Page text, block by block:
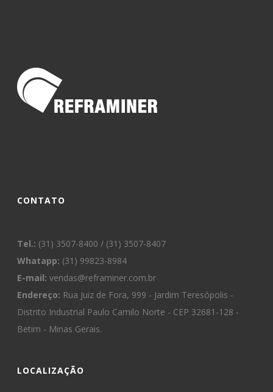
CONTATO
Tel.: (31) 3507-8400 / (31) 3507-8407
Whatapp: (31) 99823-8984
E-mail: vendas@reframiner.com.br
Endereço: Rua Juiz de Fora, 999 - Jardim Teresópolis -
Distrito Industrial Paulo Camilo Norte - CEP 32681-128 -
Betim - Minas Gerais.
LOCALIZAÇÃO